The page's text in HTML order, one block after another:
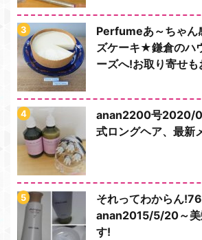
Perfumeあ～ちゃん
ズケーキ★鎌倉のハ
ーズへ!お取り寄せも
anan2200号2020/
式ロングヘア、最新
それってわからん
anan2015/5/20～美
す!